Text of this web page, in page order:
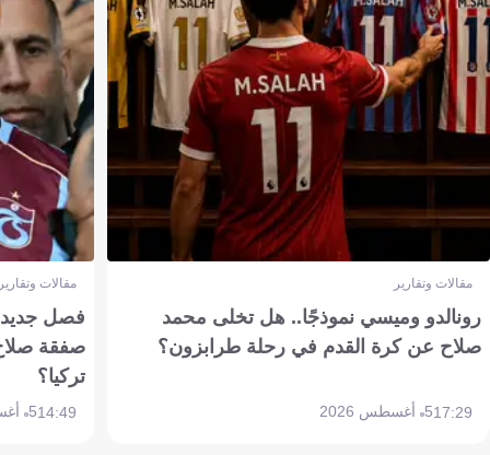
مقالات وتقارير
رونالدو وميسي نموذجًا.. هل تخلى محمد
صلاح عن كرة القدم في رحلة طرابزون؟
17:295 أغسطس 2026
مقالات
فصل جديد
صفقة
تركيا؟
14:495 أغسطس 2026